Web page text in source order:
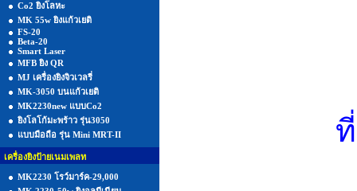
Co2 ยิงโลหะ
MK 55w ยิงแก้วเยติ
FS-20
Beta-20
Smart Laser
MFB ยิง QR
MJ เครื่องยิงจิวเวลรี่
MK-3050 บนแก้วเยติ
MK2230new แบบCo2
ยิงโลโก้มะพร้าว รุ่น3050
แบบมือถือ รุ่น Mini MRT-II
เครื่องยิงป้ายเนมเพลท
MK2230 โรว์มาร์ค-29,000